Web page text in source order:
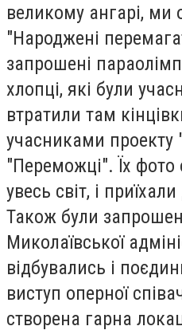
великому ангарі, ми
"Народжені
запрошені
хлопці, які були
втратили там
учасниками проекту
"Переможці". Їх
увесь світ, і
Також були
Миколаївської
відбувались і
виступ оперної
створена гарна